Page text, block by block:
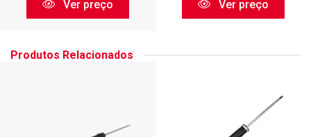
Ver preço Ver preço
Produtos Relacionados